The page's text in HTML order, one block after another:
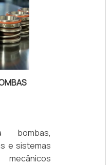
técnico
ISO 9001
para cada
bombas,
e sistemas